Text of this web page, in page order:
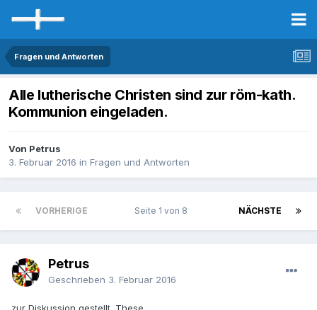
Fragen und Antworten
Alle lutherische Christen sind zur röm-kath.
Kommunion eingeladen.
Von Petrus
3. Februar 2016 in Fragen und Antworten
VORHERIGE NÄCHSTE
Seite 1 von 8
Petrus
Geschrieben 3. Februar 2016